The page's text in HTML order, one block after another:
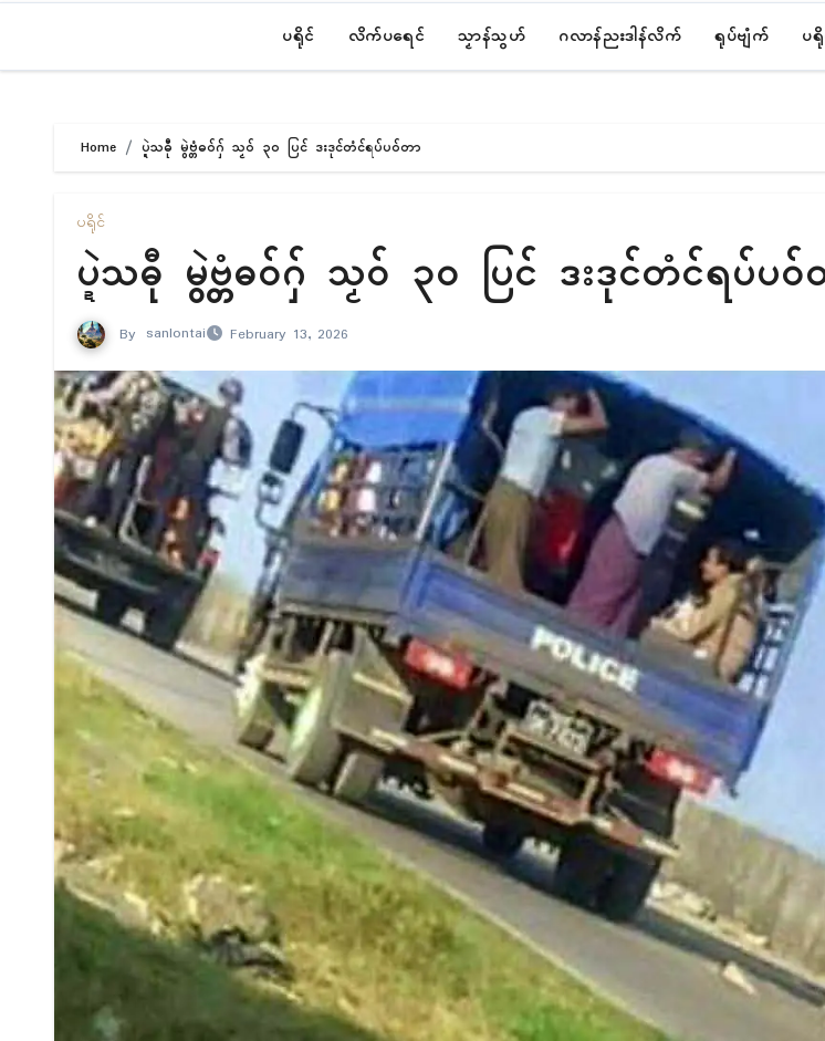
ပရိုၚ် လိက်ပရေၚ် သၟာန်သွဟ် ဂလာန်ညးဒါန်လိက် ရုပ်ဗျံက် ပ
Home ပ္ဍဲသဓီု မွဲဗ္တံဓဝ်ဂှ် သၟဝ် ၃၀ ပြၚ် ဒးဒုၚ်တံၚ်ရပ်ပဝ်တာ
ပရိုၚ်
ပ္ဍဲသဓီု မွဲဗ္တံဓဝ်ဂှ် သၟဝ် ၃၀ ပြၚ် ဒးဒုၚ်တံၚ်ရပ်ပဝ်
By sanlontai February 13, 2026